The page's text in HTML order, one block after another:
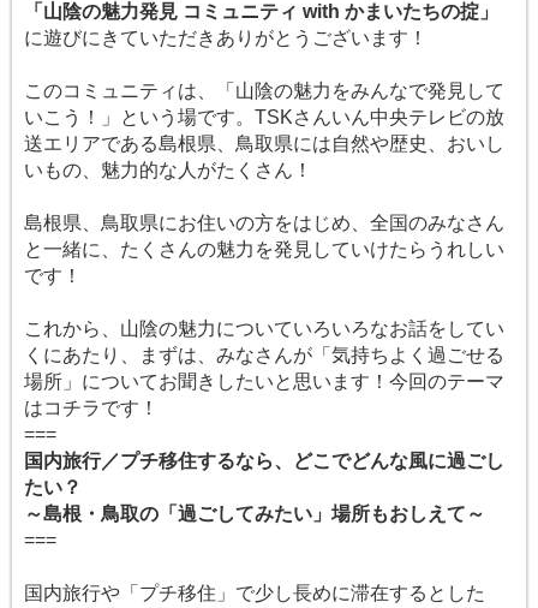
「山陰の魅力発見 コミュニティ with かまいたちの掟」
に遊びにきていただきありがとうございます！
このコミュニティは、「山陰の魅力をみんなで発見して
いこう！」という場です。TSKさんいん中央テレビの放
送エリアである島根県、鳥取県には自然や歴史、おいし
いもの、魅力的な人がたくさん！
島根県、鳥取県にお住いの方をはじめ、全国のみなさん
と一緒に、たくさんの魅力を発見していけたらうれしい
です！
これから、山陰の魅力についていろいろなお話をしてい
くにあたり、まずは、みなさんが「気持ちよく過ごせる
場所」についてお聞きしたいと思います！今回のテーマ
はコチラです！
===
国内旅行／プチ移住するなら、どこでどんな風に過ごし
たい？
～島根・鳥取の「過ごしてみたい」場所もおしえて～
===
国内旅行や「プチ移住」で少し長めに滞在するとした